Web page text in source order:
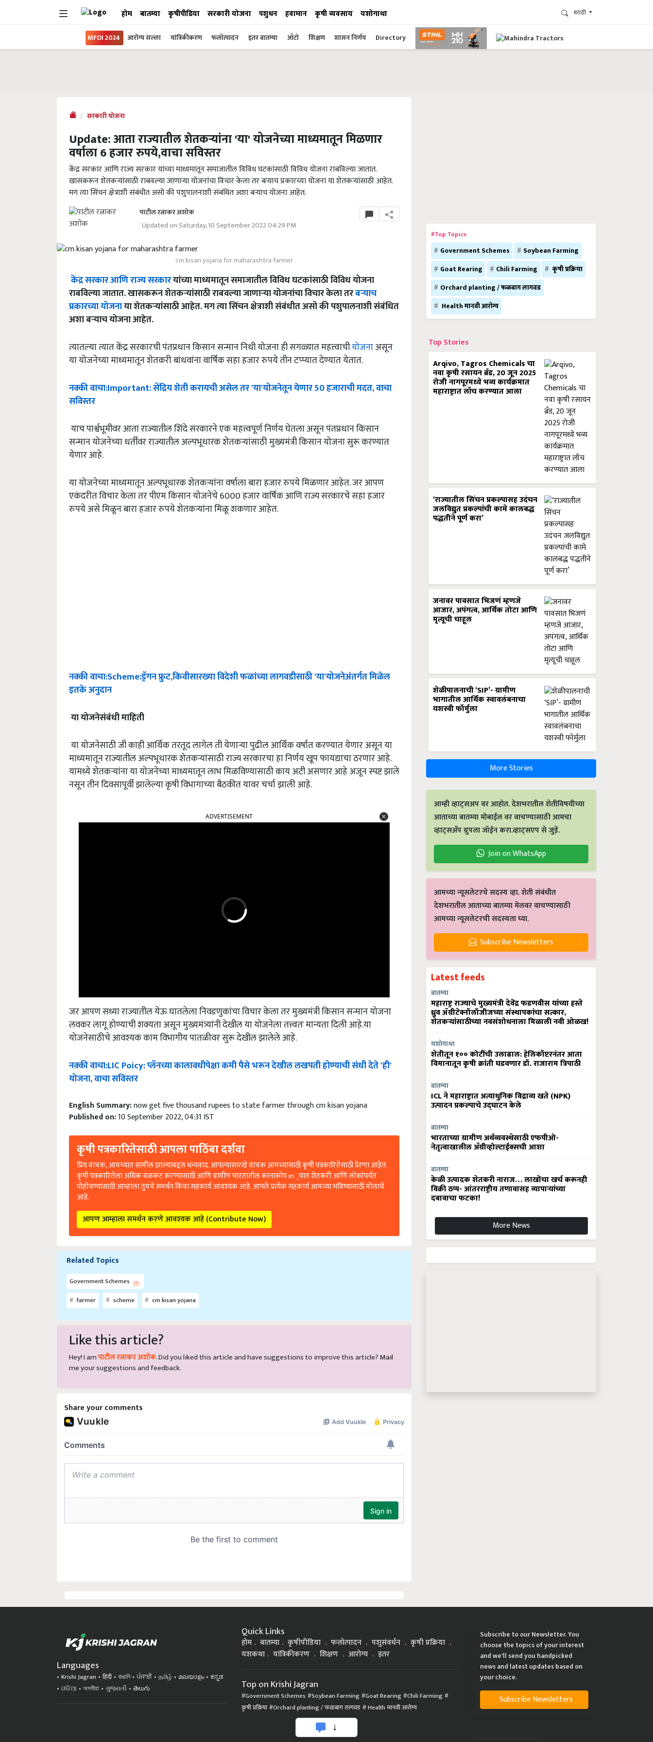
होम बातम्या कृषीपीडिया सरकारी योजना पशुधन हवामान कृषी व्यवसाय यशोगाथा मराठी
MFOI 2024 आरोग्य सल्ला यांत्रिकीकरण फलोत्पादन इतर बातम्या ऑटो शिक्षण शासन निर्णय Directory
सरकारी योजना
Update: आता राज्यातील शेतकऱ्यांना 'या' योजनेच्या माध्यमातून मिळणार
वर्षाला 6 हजार रुपये,वाचा सविस्तर
केंद्र सरकार आणि राज्य सरकार यांच्या माध्यमातून समाजातील विविध घटकांसाठी विविध योजना राबविल्या जातात.
खासकरून शेतकऱ्यांसाठी राबवल्या जाणाऱ्या योजनांचा विचार केला तर बऱ्याच प्रकारच्या योजना या शेतकऱ्यांसाठी आहेत.
मग त्या सिंचन क्षेत्राशी संबंधीत असो की पशुपालनाशी संबंधित अशा बऱ्याच योजना आहेत.
पाटील रत्नाकर अशोक
Updated on Saturday, 10 September 2022 04:29 PM
cm kisan yojana for maharashtra farmer
केंद्र सरकार आणि राज्य सरकारयांच्या माध्यमातून समाजातील विविध घटकांसाठी विविध योजना
राबविल्या जातात. खासकरून शेतकऱ्यांसाठी राबवल्या जाणाऱ्या योजनांचा विचार केला तरबऱ्याच
प्रकारच्या योजनाया शेतकऱ्यांसाठी आहेत. मग त्या सिंचन क्षेत्राशी संबंधीत असो की पशुपालनाशी संबंधित
अशा बऱ्याच योजना आहेत.
त्यातल्या त्यात केंद्र सरकारची पंतप्रधान किसान सन्मान निधी योजना ही सगळ्यात महत्त्वाचीयोजनाअसून
या योजनेच्या माध्यमातून शेतकरी बांधवांना वार्षिक सहा हजार रुपये तीन टप्प्यात देण्यात येतात.
नक्कीवाचा:Important:सेंद्रियशेतीकरायचीअसेलतर'या'योजनेतूनयेणार50हजाराचीमदत,वाचा
सविस्तर
याच पार्श्वभूमीवर आता राज्यातील शिंदे सरकारने एक महत्त्वपूर्ण निर्णय घेतला असून पंतप्रधान किसान
सन्मान योजनेच्या धर्तीवर राज्यातील अल्पभूधारक शेतकऱ्यांसाठी मुख्यमंत्री किसान योजना सुरू करण्यात
येणार आहे.
या योजनेच्या माध्यमातून अल्पभूधारक शेतकऱ्यांना वर्षाला बारा हजार रुपये मिळणार आहेत. जर आपण
एकंदरीत विचार केला तर पीएम किसान योजनेचे 6000 हजार वार्षिक आणि राज्य सरकारचे सहा हजार
रुपये असे मिळून बारा हजार रुपये शेतकऱ्यांना मिळू शकणार आहेत.
नक्कीवाचा:Scheme:ड्रॅगनफ्रुट,किवीसारख्याविदेशीफळांच्यालागवडीसाठी'या'योजनेअंतर्गतमिळेल
इतकेअनुदान
यायोजनेसंबंधीमाहिती
या योजनेसाठी जी काही आर्थिक तरतूद लागेल ती येणाऱ्या पुढील आर्थिक वर्षात करण्यात येणार असून या
माध्यमातून राज्यातील अल्पभूधारक शेतकऱ्यांसाठी राज्य सरकारचा हा निर्णय खूप फायद्याचा ठरणार आहे.
यामध्ये शेतकऱ्यांना या योजनेच्या माध्यमातून लाभ मिळविण्यासाठी काय अटी असणार आहे अजून स्पष्ट झाले
नसून तीन दिवसापूर्वी झालेल्या कृषी विभागाच्या बैठकीत यावर चर्चा झाली आहे.
जर आपण सध्या राज्यातील येऊ घातलेला निवडणुकांचा विचार केला तर मुख्यमंत्री किसान सन्मान योजना
लवकर लागू होण्याची शक्यता असून मुख्यमंत्र्यांनी देखील या योजनेला तत्त्वतः मान्यता दिली आहे.या
योजनेसाठीचे आवश्यक काम विभागीय पातळीवर सुरू देखील झालेले आहे.
नक्कीवाचा:LIC Poicy:प्लॅनच्याकालावधीपेक्षाकमीपैसेभरूनदेखीललखपतीहोण्याचीसंधीदेते'ही'
योजना वाचासविस्तर
English Summary:now get five thousand rupees to state farmer through cm kisan yojana
Published on:10 September 2022, 04:31 IST
कृषी पत्रकारितेसाठी आपला पाठिंबा दर्शवा
प्रिय वाचक, आमच्यात सामील झाल्याबद्दल धन्यवाद. आपल्यासारखे वाचक आमच्यासाठी कृषी पत्रकारितेसाठी प्रेरणा आहेत.
कृषी पत्रकारितेला अधिक बळकट करण्यासाठी आणि ग्रामीण भारतातील कानाकोप in्यात शेतकरी आणि लोकांपर्यंत
पोहोचण्यासाठी आम्हाला तुमचे समर्थन किंवा सहकार्य आवश्यक आहे. आपले प्रत्येक सहकार्य आमच्या भविष्यासाठी मोलाचे
आहे.
आपण आम्हाला समर्थन करणे आवश्यक आहे (Contribute Now)
Related Topics
Government Schemes
farmer
scheme cm kisan yojana
Like this article?
Hey! I am पाटील रत्नाकर अशोक . Did you liked this article and have suggestions to improve this article? Mail
me your suggestions and feedback.
Share your comments
#Top Topics
Government Schemes
Soybean Farming
Goat Rearing
Chili Farming
कृषी प्रक्रिया
Orchard planting / फळबाग लागवड
Health मानवी आरोग्य
Top Stories
Arqivo, Tagros Chemicals चा
नवा कृषी रसायन ब्रँड, 20 जून 2025
रोजी नागपूरमध्ये भव्य कार्यक्रमात
महाराष्ट्रात लाँच करण्यात आला
‘राज्यातील सिंचन प्रकल्पासह उदंचन
जलविद्युत प्रकल्पांची कामे कालबद्ध
पद्धतीने पूर्ण करा’
जनावर पावसात भिजणं म्हणजे
आजार, अपंगत्व, आर्थिक तोटा आणि
मृत्यूची चाहूल
शेळीपालनाची ‘SIP’- ग्रामीण
भागातील आर्थिक स्वावलंबनाचा
यशस्वी फॉर्मुला
More Stories
आम्ही व्हाट्सअप वर आहोत. देशभरातील शेतीविषयीच्या
आताच्या बातम्या मोबाईल वर वाचण्यासाठी आमचा
व्हाट्सअँप ग्रुपला जॉईन करा.व्हाट्सएप से जुड़ें.
Join on WhatsApp
आमच्या न्यूसलेटरचे सदस्य व्हा. शेती संबंधीत
देशभरातील आताच्या बातम्या मेलवर वाचण्यासाठी
आमच्या न्यूसलेटरची सदस्यता घ्या.
Subscribe Newsletters
Latest feeds
बातम्या
महाराष्ट्र राज्याचे मुख्यमंत्री देवेंद्र फडणवीस यांच्या हस्ते
ध्रुव ॲग्रीटेक्नॉलॉजीजच्या संस्थापकांचा सत्कार,
शेतकऱ्यांसाठीच्या नवसंशोधनाला मिळाली नवी ओळख!
यशोगाथा
शेतीतून १०० कोटींची उलाढाल: हेलिकॉप्टरनंतर आता
विमानातून कृषी क्रांती घडवणार डॉ. राजाराम त्रिपाठी
बातम्या
ICL ने महाराष्ट्रात अत्याधुनिक विद्राव्य खते (NPK)
उत्पादन प्रकल्पाचे उद्घाटन केले
बातम्या
भारताच्या ग्रामीण अर्थव्यवस्थेसाठी एफपीओ-
नेतृत्वाखालील अ‍ॅग्रीव्होल्टाईक्सची आशा
बातम्या
केळी उत्पादक शेतकरी नाराज… लाखोंचा खर्च करूनही
विक्री ठप्प- आंतरराष्ट्रीय तणावासह व्यापाऱ्यांच्या
दबावाचा फटका!
More News
Languages
Krishi Jagran हिंदी বাঙালি ਪੰਜਾਬੀ தமிழ் മലയാളം
ಕನ್ನಡ
ଓଡିଆ
অসমীয়া ગુજરાતી తెలుగు
Quick Links
होम बातम्या कृषीपीडिया फलोत्पादन पशुसंवर्धन
कृषी प्रक्रिया
यशकथा
यांत्रिकीकरण शिक्षण आरोग्य इतर
Top on Krishi Jagran
Government Schemes Soybean Farming Goat Rearing
Chili Farming
कृषी प्रक्रिया
Orchard planting / फळबाग लागवड Health मानवी आरोग्य
Subscribe to our Newsletter. You
choose the topics of your interest
and we'll send you handpicked
news and latest updates based on
your choice.
Subscribe Newsletters